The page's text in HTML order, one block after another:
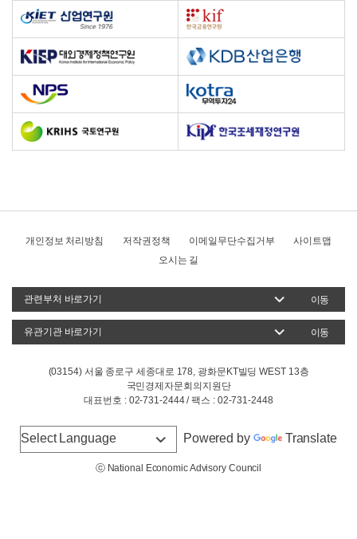
개인정보 처리방침 저작권정책 이메일무단수집거부
사이트맵
오시는 길
이동
이동
(03154) 서울 종로구 세종대로 178, 광화문KT빌딩 WEST 13층
국민경제자문회의지원단
대표번호 : 02-731-2444 / 팩스 : 02-731-2448
Powered by Translate
ⓒ National Economic Advisory Council